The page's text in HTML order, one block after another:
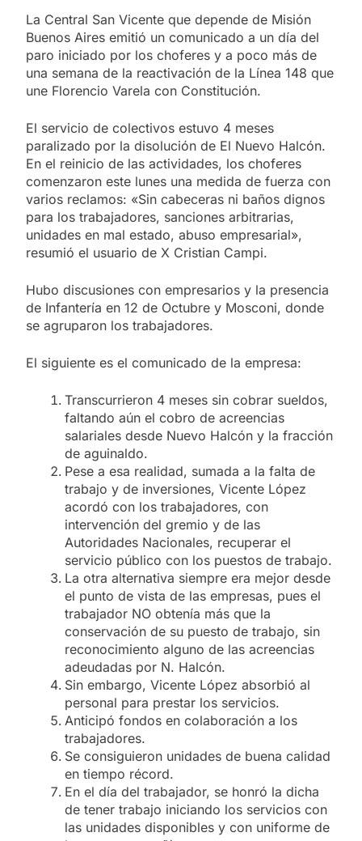
La Central San Vicente que depende de Misión
Buenos Aires emitió un comunicado a un día del
paro iniciado por los choferes y a poco más de
una semana de la reactivación de la Línea 148 que
une Florencio Varela con Constitución.
El servicio de colectivos estuvo 4 meses
paralizado por la disolución de El Nuevo Halcón.
En el reinicio de las actividades, los choferes
comenzaron este lunes una medida de fuerza con
varios reclamos: «Sin cabeceras ni baños dignos
para los trabajadores, sanciones arbitrarias,
unidades en mal estado, abuso empresarial»,
resumió el usuario de X Cristian Campi.
Hubo discusiones con empresarios y la presencia
de Infantería en 12 de Octubre y Mosconi, donde
se agruparon los trabajadores.
El siguiente es el comunicado de la empresa:
Transcurrieron 4 meses sin cobrar sueldos,
faltando aún el cobro de acreencias
salariales desde Nuevo Halcón y la fracción
de aguinaldo.
Pese a esa realidad, sumada a la falta de
trabajo y de inversiones, Vicente López
acordó con los trabajadores, con
intervención del gremio y de las
Autoridades Nacionales, recuperar el
servicio público con los puestos de trabajo.
La otra alternativa siempre era mejor desde
el punto de vista de las empresas, pues el
trabajador NO obtenía más que la
conservación de su puesto de trabajo, sin
reconocimiento alguno de las acreencias
adeudadas por N. Halcón.
Sin embargo, Vicente López absorbió al
personal para prestar los servicios.
Anticipó fondos en colaboración a los
trabajadores.
Se consiguieron unidades de buena calidad
en tiempo récord.
En el día del trabajador, se honró la dicha
de tener trabajo iniciando los servicios con
las unidades disponibles y con uniforme de